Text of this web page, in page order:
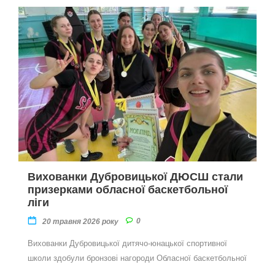
Вихованки Дубровицької ДЮСШ стали
призерками обласної баскетбольної
ліги
20 травня 2026 року 0
Вихованки Дубровицької дитячо-юнацької спортивної
школи здобули бронзові нагороди Обласної баскетбольної